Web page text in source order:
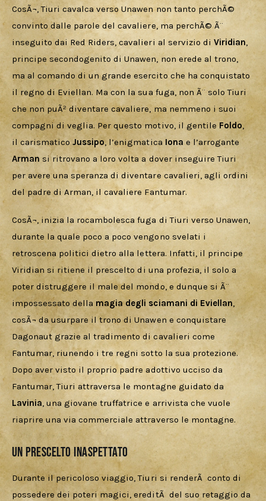
CosÃ¬, Tiuri cavalca verso Unawen non tanto perchÃ©
convinto dalle parole del cavaliere, ma perchÃ© Ã¨
inseguito dai Red Riders, cavalieri al servizio di Viridian
principe secondogenito di Unawen, non erede al trono,
ma al comando di un grande esercito che ha conquistato
il regno di Eviellan. Ma con la sua fuga, non Ã¨ solo Tiuri
che non puÃ² diventare cavaliere, ma nemmeno i suoi
compagni di veglia. Per questo motivo, il gentile Foldo
il carismatico Jussipo, l’enigmatica Iona e l’arrogante
Arman si ritrovano a loro volta a dover inseguire Tiuri
per avere una speranza di diventare cavalieri, agli ordini
del padre di Arman, il cavaliere Fantumar.
CosÃ¬, inizia la rocambolesca fuga di Tiuri verso Unawen,
durante la quale poco a poco vengono svelati i
retroscena politici dietro alla lettera. Infatti, il principe
Viridian si ritiene il prescelto di una profezia, il solo a
poter distruggere il male del mondo, e dunque si Ã¨
impossessato della magia degli sciamani di Eviellan,
cosÃ¬ da usurpare il trono di Unawen e conquistare
Dagonaut grazie al tradimento di cavalieri come
Fantumar, riunendo i tre regni sotto la sua protezione.
Dopo aver visto il proprio padre adottivo ucciso da
Fantumar, Tiuri attraversa le montagne guidato da
Lavinia, una giovane truffatrice e arrivista che vuole
riaprire una via commerciale attraverso le montagne.
Un prescelto inaspettato
Durante il pericoloso viaggio, Tiuri si renderÃ  conto di
possedere dei poteri magici, ereditÃ  del suo retaggio da